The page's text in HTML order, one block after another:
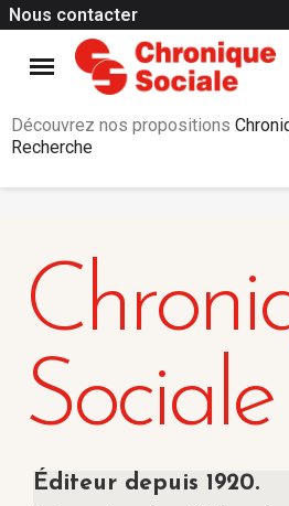
Nous contacter
Découvrez nos propositions
Recherche
Sociale
Éditeur depuis 1920.